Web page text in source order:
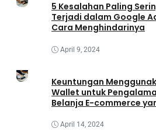
5 Kesalahan Paling
Terjadi dalam Google
Cara Menghindarinya
April 9, 2024
Keuntungan
Wallet untuk
Belanja E-commerce
April 14, 2024